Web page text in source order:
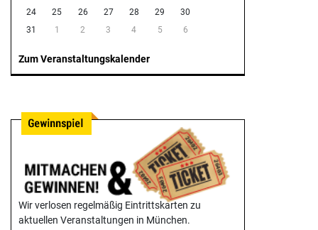
24
25 26 27 28 29
30
31
1 2 3 4 5 6
Zum Veranstaltungskalender
Wir verlosen regelmäßig Eintrittskarten zu
aktuellen Veranstaltungen in München.